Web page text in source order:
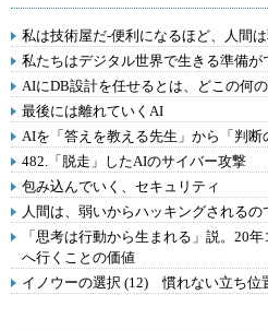
私は技術屋だ-便利になるほど、人間
私たちはデジタル世界で生きる準備が
AIにDB設計を任せるとは、どこの何
最後には離れていくAI
AIを「答えを教える先生」から「判断
482.「脱走」したAIのサイバー攻撃
包み込んでいく、セキュリティ
人間は、弱いからハッキングされるの
「思考は行動から生まれる」説。20
へ行くことの価値
イノウーの選択 (12) 慣れない立ち位